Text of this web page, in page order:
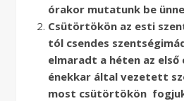
órakor mutatunk be
Csütörtökön az esti
tól csendes
elmaradt a héten az
énekkar által vezetett
most csütörtökön